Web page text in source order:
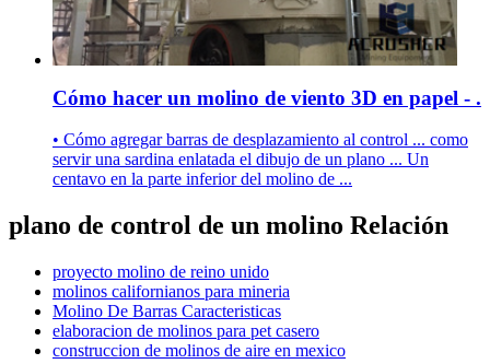
Cómo hacer un molino de viento 3D en papel - .
• Cómo agregar barras de desplazamiento al control ... como
servir una sardina enlatada el dibujo de un plano ... Un
centavo en la parte inferior del molino de ...
plano de control de un molino Relación
proyecto molino de reino unido
molinos californianos para mineria
Molino De Barras Caracteristicas
elaboracion de molinos para pet casero
construccion de molinos de aire en mexico